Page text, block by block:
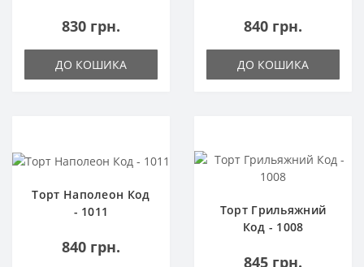
830 грн.
ДО КОШИКА
840 грн.
ДО КОШИКА
Торт Наполеон Код
- 1011
840 грн.
Торт Грильяжний
Код - 1008
845 грн.